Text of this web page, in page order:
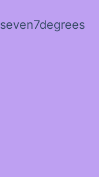
seven7degrees